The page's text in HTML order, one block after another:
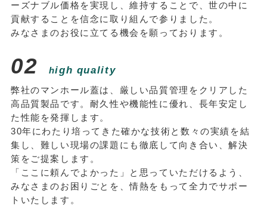
ーズナブル価格を実現し、維持することで、世の中に
貢献することを信念に取り組んで参りました。
みなさまのお役に立てる機会を願っております。
02 high quality
弊社のマンホール蓋は、厳しい品質管理をクリアした
高品質製品です。耐久性や機能性に優れ、長年安定し
た性能を発揮します。
30年にわたり培ってきた確かな技術と数々の実績を結
集し、難しい現場の課題にも徹底して向き合い、解決
策をご提案します。
「ここに頼んでよかった」と思っていただけるよう、
みなさまのお困りごとを、情熱をもって全力でサポー
トいたします。